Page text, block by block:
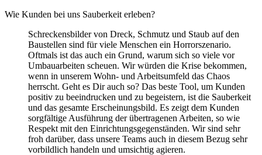
Wie Kunden bei uns Sauberkeit erleben?
Schreckensbilder von Dreck, Schmutz und Staub auf den
Baustellen sind für viele Menschen ein Horrorszenario.
Oftmals ist das auch ein Grund, warum sich so viele vor
Umbauarbeiten scheuen. Wir würden die Krise bekommen,
wenn in unserem Wohn- und Arbeitsumfeld das Chaos
herrscht. Geht es Dir auch so? Das beste Tool, um Kunden
positiv zu beeindrucken und zu begeistern, ist die Sauberkeit
und das gesamte Erscheinungsbild. Es zeigt dem Kunden
sorgfältige Ausführung der übertragenen Arbeiten, so wie
Respekt mit den Einrichtungsgegenständen. Wir sind sehr
froh darüber, dass unsere Teams auch in diesem Bezug sehr
vorbildlich handeln und umsichtig agieren.